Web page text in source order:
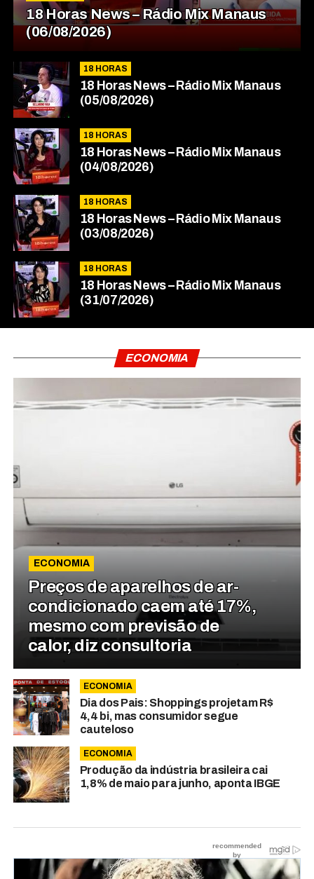
18 Horas News​​​​​​​​​​​​ – Rádio Mix Manaus
(06/08/2026)
18 HORAS
18 Horas News​​​​​​​​​​​​ – Rádio Mix Manaus
(05/08/2026)
18 HORAS
18 Horas News​​​​​​​​​​​​ – Rádio Mix Manaus
(04/08/2026)
18 HORAS
18 Horas News​​​​​​​​​​​​ – Rádio Mix Manaus
(03/08/2026)
18 HORAS
18 Horas News​​​​​​​​​​​​ – Rádio Mix Manaus
(31/07/2026)
ECONOMIA
ECONOMIA
Preços de aparelhos de ar-
condicionado caem até 17%,
mesmo com previsão de
calor, diz consultoria
ECONOMIA
Dia dos Pais: Shoppings projetam R$
4,4 bi, mas consumidor segue
cauteloso
ECONOMIA
Produção da indústria brasileira cai
1,8% de maio para junho, aponta IBGE